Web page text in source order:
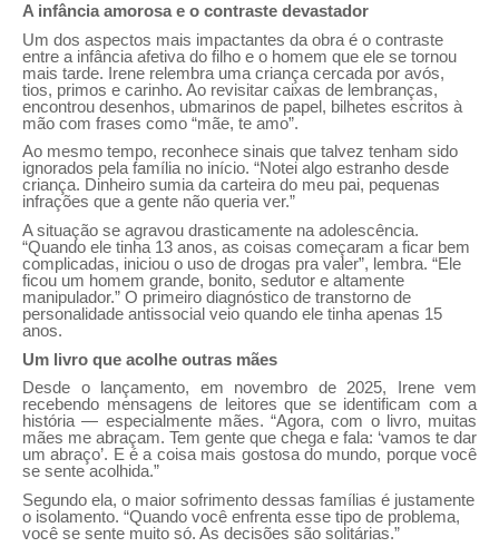
A infância amorosa e o contraste devastador
Um dos aspectos mais impactantes da obra é o contraste
entre a infância afetiva do filho e o homem que ele se tornou
mais tarde. Irene relembra uma criança cercada por avós,
tios, primos e carinho. Ao revisitar caixas de lembranças,
encontrou desenhos, ubmarinos de papel, bilhetes escritos à
mão com frases como “mãe, te amo”.
Ao mesmo tempo, reconhece sinais que talvez tenham sido
ignorados pela família no início. “Notei algo estranho desde
criança. Dinheiro sumia da carteira do meu pai, pequenas
infrações que a gente não queria ver.”
A situação se agravou drasticamente na adolescência.
“Quando ele tinha 13 anos, as coisas começaram a ficar bem
complicadas, iniciou o uso de drogas pra valer”, lembra. “Ele
ficou um homem grande, bonito, sedutor e altamente
manipulador.” O primeiro diagnóstico de transtorno de
personalidade antissocial veio quando ele tinha apenas 15
anos.
Um livro que acolhe outras mães
Desde o lançamento, em novembro de 2025, Irene vem
recebendo mensagens de leitores que se identificam com a
história — especialmente mães. “Agora, com o livro, muitas
mães me abraçam. Tem gente que chega e fala: ‘vamos te dar
um abraço’. E é a coisa mais gostosa do mundo, porque você
se sente acolhida.”
Segundo ela, o maior sofrimento dessas famílias é justamente
o isolamento. “Quando você enfrenta esse tipo de problema,
você se sente muito só. As decisões são solitárias.”